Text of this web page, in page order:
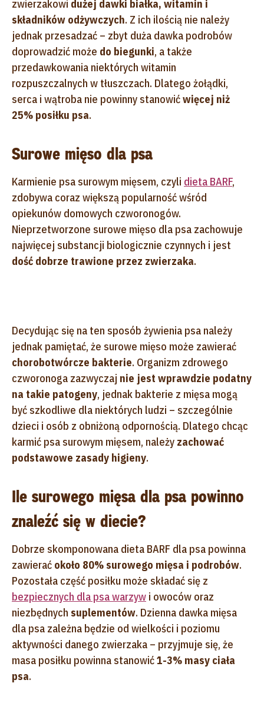
zwierzakowi dużej dawki białka, witamin i
składników odżywczych. Z ich ilością nie należy
jednak przesadzać – zbyt duża dawka podrobów
doprowadzić może do biegunki, a także
przedawkowania niektórych witamin
rozpuszczalnych w tłuszczach. Dlatego żołądki,
serca i wątroba nie powinny stanowićwięcej niż
25% posiłku psa.
Surowe mięso dla psa
Karmienie psa surowym mięsem, czyli dieta BARF,
zdobywa coraz większą popularność wśród
opiekunów domowych czworonogów.
Nieprzetworzone surowe mięso dla psa zachowuje
najwięcej substancji biologicznie czynnych i jest
dość dobrze trawione przez zwierzaka.
Decydując się na ten sposób żywienia psa należy
jednak pamiętać, że surowe mięso może zawierać
chorobotwórcze bakterie. Organizm zdrowego
czworonoga zazwyczaj nie jest wprawdzie podatny
na takie patogeny, jednak bakterie z mięsa mogą
być szkodliwe dla niektórych ludzi – szczególnie
dzieci i osób z obniżoną odpornością. Dlatego chcąc
karmić psa surowym mięsem, należy zachować
podstawowe zasady higieny.
Ile surowego mięsa dla psa powinno
znaleźć się w diecie?
Dobrze skomponowana dieta BARF dla psa powinna
zawierać około 80% surowego mięsa i podrobów.
Pozostała część posiłku może składać się z
bezpiecznych dla psa warzyw i owoców oraz
niezbędnych suplementów. Dzienna dawka mięsa
dla psa zależna będzie od wielkości i poziomu
aktywności danego zwierzaka – przyjmuje się, że
masa posiłku powinna stanowić1-3% masy ciała
psa.